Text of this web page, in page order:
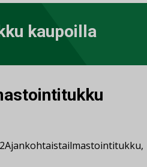
kaupoilla
Ajankohtaistailmastointitukku,